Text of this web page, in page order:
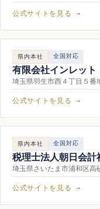
公式サイトを見る →
県内本社 全国対応
有限会社インレット
埼玉県羽生市西４丁目５番
公式サイトを見る →
県内本社 全国対応
税理士法人朝日会計
埼玉県さいたま市浦和区
公式サイトを見る →